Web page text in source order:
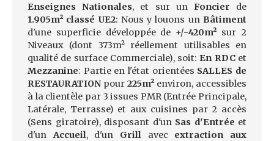
Enseignes Nationales, et sur un Foncier de
1.905m² classé UE2: Nous y louons unBâtiment
d'une superficie développée de +/-420m² sur 2
Niveaux (dont 373m² réellement utilisables en
qualité de surface Commerciale), soit:En RDCet
Mezzanine: Partie en l'état orientées SALLES de
RESTAURATION pour 225m² environ, accessibles
à la clientèle par 3 issues PMR (Entrée Principale,
Latérale, Terrasse) et aux cuisines par 2 accès
(Sens giratoire), disposant d'un Sas d'Entrée et
d'un Accueil, d'un Grill avec extraction aux